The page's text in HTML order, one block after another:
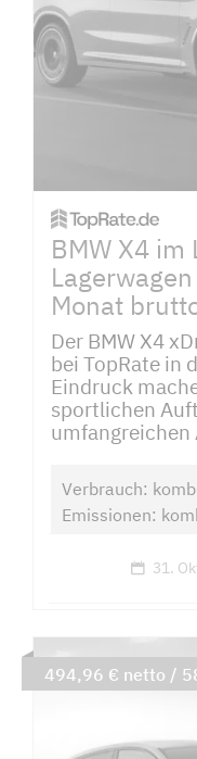
BMW X4 im
Monat
Der BMW X4
bei TopRate in
Eindruck
sportlichen
Verbrauch:
Emissionen:
31.
494,96 € netto /